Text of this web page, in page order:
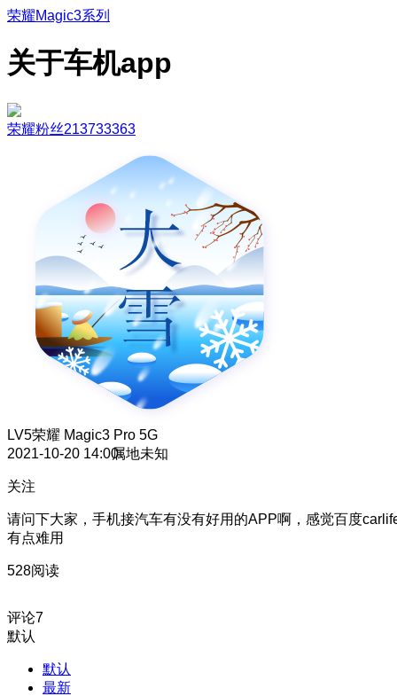
荣耀Magic3系列
关于车机app
荣耀粉丝213733363
LV5荣耀 Magic3 Pro 5G
2021-10-20 14:00属地未知
关注
请问下大家，手机接汽车有没有好用的APP啊，感觉百度
有点难用
528阅读
评论7
默认
默认
最新